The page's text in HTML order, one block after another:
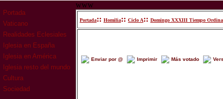
Portada
Vaticano
Realidades Eclesiales
Iglesia en España
Iglesia en América
Iglesia resto del mundo
Cultura
Sociedad
www
Portada:: Homilia:: Ciclo A:: Domingo XXXIII Tiempo
Enviar por @ Imprimir Más votado